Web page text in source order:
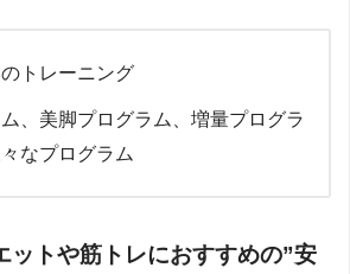
トレーニング
、美脚プログラム、増量プログラ
なプログラム
ットや筋トレにおすすめの”安